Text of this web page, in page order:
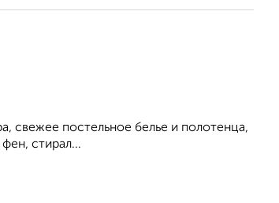
свежее постельное белье и полотенца,
стирал...